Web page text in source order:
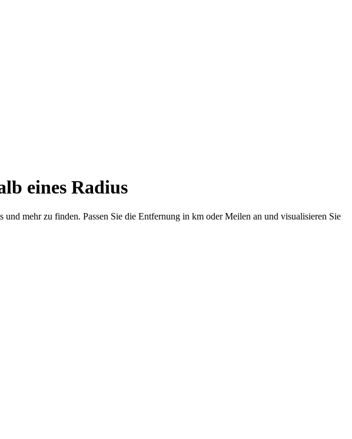
eines Radius
mehr zu finden. Passen Sie die Entfernung in km oder Meilen an und visualisieren Sie